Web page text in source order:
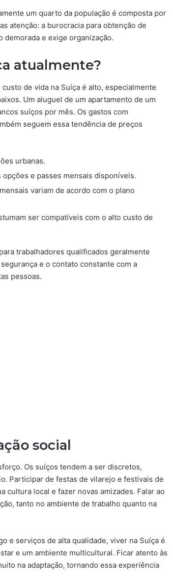
um quarto da população é composta por
atenção: a burocracia para obtenção de
e exige organização.
atualmente?
de vida na Suíça é alto, especialmente
Um aluguel de um apartamento de um
suíços por mês. Os gastos com
seguem essa tendência de preços
urbanas.
e passes mensais disponíveis.
variam de acordo com o plano
ser compatíveis com o alto custo de
trabalhadores qualificados geralmente
e o contato constante com a
pessoas.
social
Os suíços tendem a ser discretos,
Participar de festas de vilarejo e festivais de
cultura local e fazer novas amizades. Falar ao
tanto no ambiente de trabalho quanto na
e serviços de alta qualidade, viver na Suíça é
e um ambiente multicultural. Ficar atento às
na adaptação, tornando essa experiência